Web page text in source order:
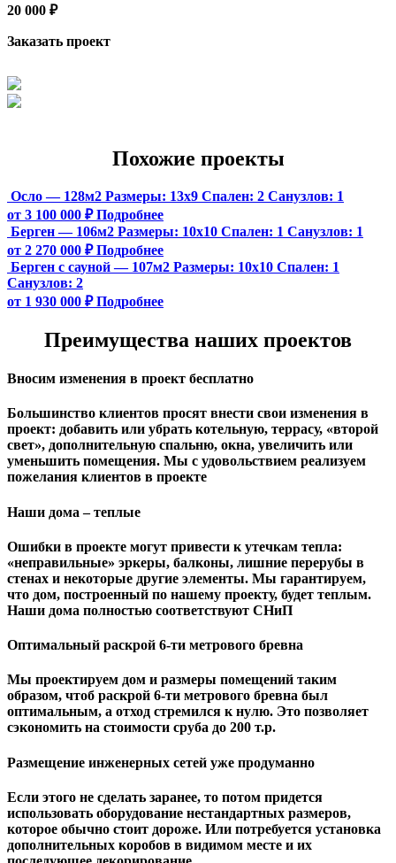
20 000 ₽
Заказать проект
Похожие проекты
Осло — 128м2 Размеры: 13х9 Спален: 2 Санузлов: 1
от 3 100 000 ₽ Подробнее
Берген — 106м2 Размеры: 10х10 Спален: 1 Санузлов: 1
от 2 270 000 ₽ Подробнее
Берген с сауной — 107м2 Размеры: 10х10 Спален: 1
Санузлов: 2
от 1 930 000 ₽ Подробнее
Преимущества наших проектов
Вносим изменения в проект бесплатно
Большинство клиентов просят внести свои изменения в
проект: добавить или убрать котельную, террасу, «второй
свет», дополнительную спальню, окна, увеличить или
уменьшить помещения. Мы с удовольствием реализуем
пожелания клиентов в проекте
Наши дома – теплые
Ошибки в проекте могут привести к утечкам тепла:
«неправильные» эркеры, балконы, лишние перерубы в
стенах и некоторые другие элементы. Мы гарантируем,
чтo дом, построенный по нашему проекту, будет теплым.
Наши дома полностью соответствуют СНиП
Оптимальный раскрой 6-ти метрового бревна
Мы проектируем дом и размеры помещений таким
образом, чтоб раскрой 6-ти метрового бревна был
оптимальным, а отход стремился к нулю. Это позволяет
сэкономить на стоимости сруба до 200 т.р.
Размещение инженерных сетей уже продуманно
Если этого не сделать заранее, то потом придется
использовать оборудование нестандартных размеров,
которое обычно стоит дороже. Или потребуется установка
дополнительных коробов в видимом месте и их